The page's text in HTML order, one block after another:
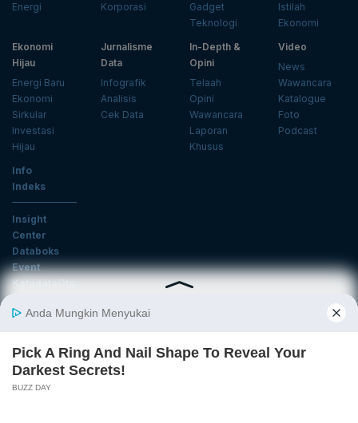
Energi
Korporasi
Gadget
Teknologi
Istilah
Ekonomi
Ekonomi
Hijau
Energi Baru
Ekonomi
Sirkular
Investasi
Hijau
Jurnalisme
Data
Infografik
Analisis
Cek Data
In-Depth &
Opini
Telaah
Opini
Wawancara
Laporan
Khusus
Video
News
Wawancara
Katalogue
Foto
Podcast
Info
Indeks
Insight
Center
Databoks
Event
KatadataOto
Email
Daftar